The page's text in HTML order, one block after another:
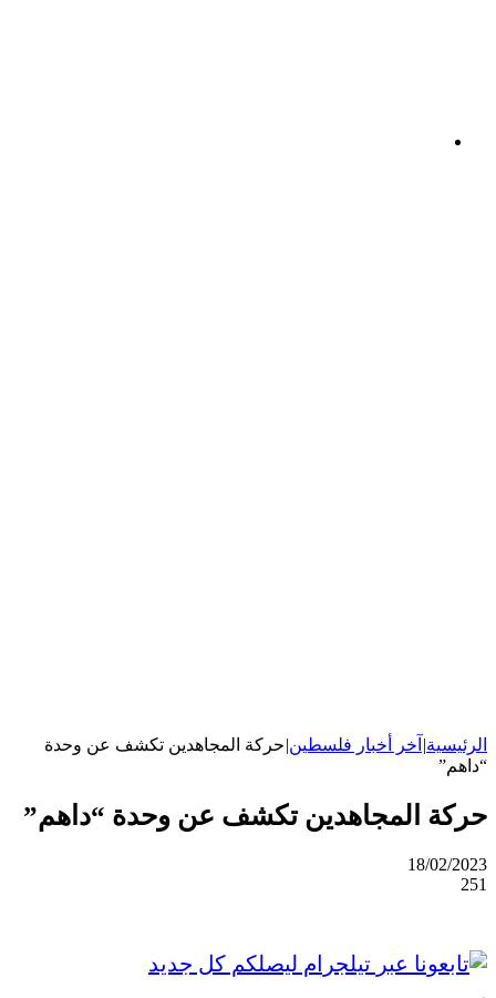
الرئيسية| آخر أخبار فلسطين|حركة المجاهدين تكشف عن وحدة
“داهم”
حركة المجاهدين تكشف عن وحدة “داهم”
18/02/2023
251